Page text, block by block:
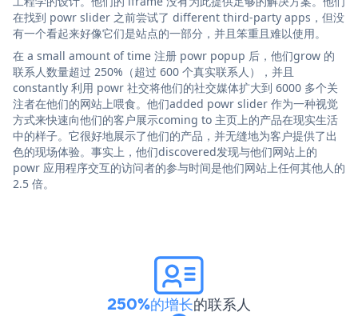
在找到 powr slider 之前尝试了 different third-party apps，但没
有一个看起来好像它们是站点的一部分，并且笨重且难以使用。
在 a small amount of time 注册 powr popup 后，他们grow 的
联系人数量超过 250%（超过 600 个真实联系人），并且
constantly 利用 powr 社交将他们的社交媒体扩大到 6000 多个关
注者在他们的网站上喂食。他们added powr slider 作为一种视觉
方式来快速向他们的客户展示coming to 主页上的产品在现实生活
中的样子。它很好地展示了他们的产品，并无缝地为客户提供了出
色的现场体验。事实上，他们discovered发现与他们网站上的
powr 应用程序交互的访问者的参与时间是他们网站上任何其他人的
2.5 倍。
250%的增长的联系人